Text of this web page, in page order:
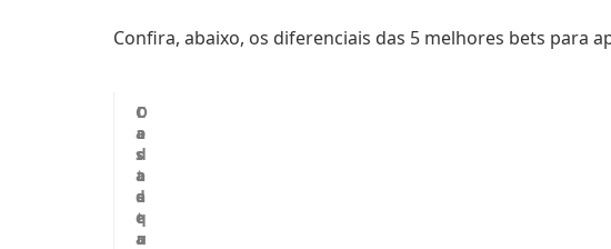
Confira, abaixo, os diferenciais das 5 melhores bets para
C
a
s
a
d
e
a
D
e
s
t
a
q
u
C
a
d
a
s
t
r